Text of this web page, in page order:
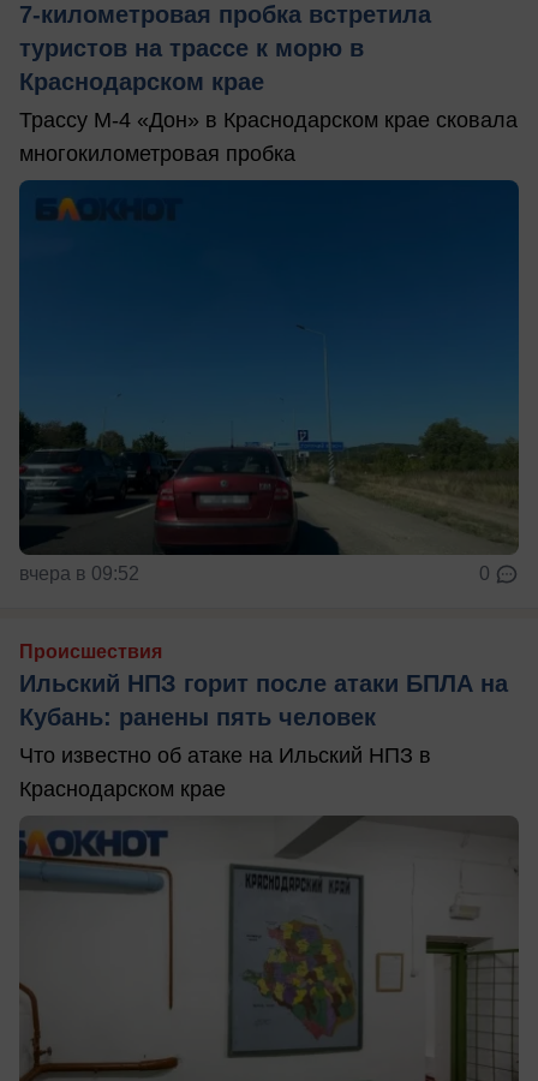
7-километровая пробка встретила
туристов на трассе к морю в
Краснодарском крае
Трассу М-4 «Дон» в Краснодарском крае сковала
многокилометровая пробка
вчера в 09:52 0
Происшествия
Ильский НПЗ горит после атаки БПЛА на
Кубань: ранены пять человек
Что известно об атаке на Ильский НПЗ в
Краснодарском крае